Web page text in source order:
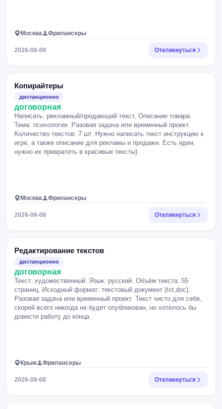
Москва Фрилансеры
2026-08-08 Откликнуться
Копирайтеры
дистанционно
договорная
Написать: рекламный/продающий текст, Описание товара.
Тема: психология. Разовая задача или временный проект.
Количество текстов: 7 шт. Нужно написать текст инструкцию к
игре, а также описание для рекламы и продажи. Есть идеи,
нужно их превратить в красивые тексты).
Москва Фрилансеры
2026-08-08 Откликнуться
Редактирование текстов
дистанционно
договорная
Текст: художественный. Язык: русский. Объём текста: 55
страниц. Исходный формат: текстовый документ (txt,doc).
Разовая задача или временный проект. Текст чисто для себя,
скорей всего никогда не будет опубликован, но хотелось бы
довести работу до конца.
Крым Фрилансеры
2026-08-08 Откликнуться